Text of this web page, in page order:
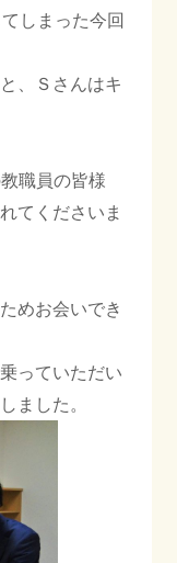
わせ
しまった今回
、Ｓさんはキ
職員の皆様
てくださいま
めお会いでき
っていただい
ました。